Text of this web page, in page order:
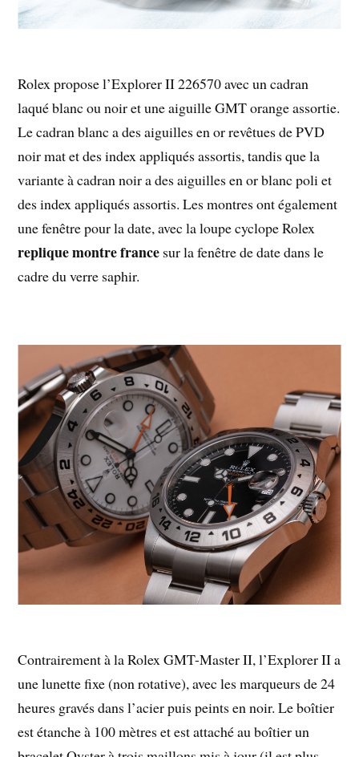
Rolex propose l’Explorer II 226570 avec un cadran
laqué blanc ou noir et une aiguille GMT orange assortie.
Le cadran blanc a des aiguilles en or revêtues de PVD
noir mat et des index appliqués assortis, tandis que la
variante à cadran noir a des aiguilles en or blanc poli et
des index appliqués assortis. Les montres ont également
une fenêtre pour la date, avec la loupe cyclope Rolex
replique montre france sur la fenêtre de date dans le
cadre du verre saphir.
Contrairement à la Rolex GMT-Master II, l’Explorer II a
une lunette fixe (non rotative), avec les marqueurs de 24
heures gravés dans l’acier puis peints en noir. Le boîtier
est étanche à 100 mètres et est attaché au boîtier un